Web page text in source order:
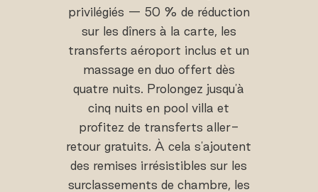
privilégiés — 50 % de réduction
sur les dîners à la carte, les
transferts aéroport inclus et un
massage en duo offert dès
quatre nuits. Prolongez jusqu'à
cinq nuits en pool villa et
profitez de transferts aller-
retour gratuits. À cela s'ajoutent
des remises irrésistibles sur les
surclassements de chambre, les